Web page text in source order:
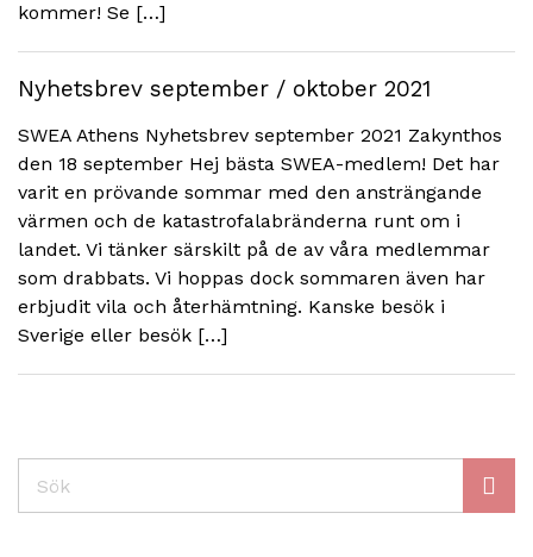
kommer! Se […]
Nyhetsbrev september / oktober 2021
SWEA Athens Nyhetsbrev september 2021 Zakynthos
den 18 september Hej bästa SWEA-medlem! Det har
varit en prövande sommar med den ansträngande
värmen och de katastrofalabränderna runt om i
landet. Vi tänker särskilt på de av våra medlemmar
som drabbats. Vi hoppas dock sommaren även har
erbjudit vila och återhämtning. Kanske besök i
Sverige eller besök […]